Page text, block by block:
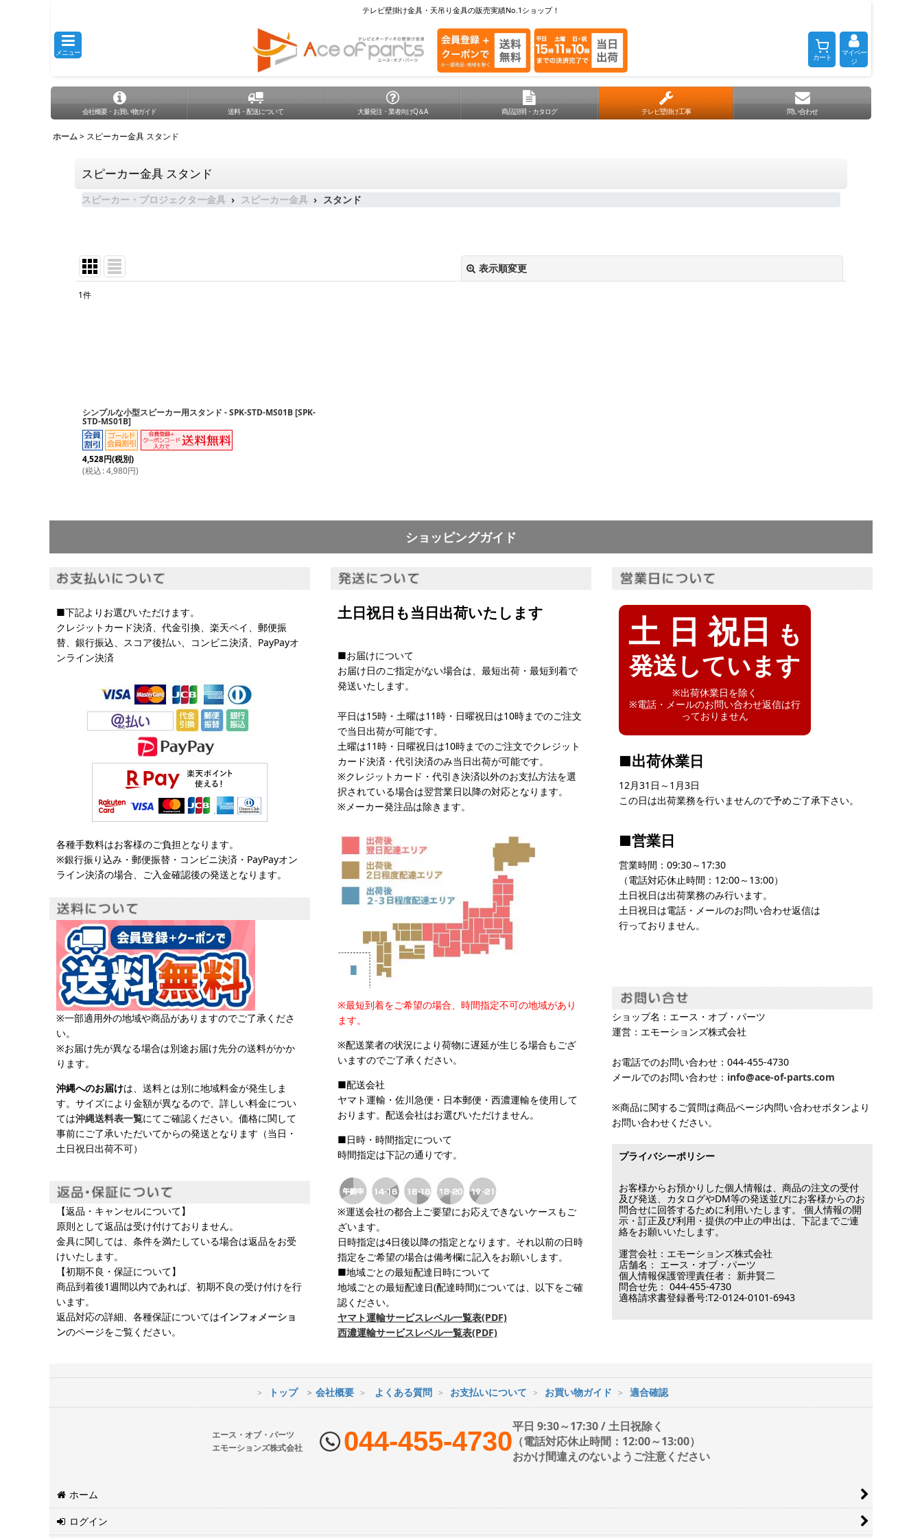
テレビ壁掛け金具・天吊り金具の販売実績No.1ショップ！
メニュー カート
マイペー
ジ
会社概要・お買い物ガイド 送料・配送について 大量発注・業者向けQ＆A 商品説明・カタログ テレビ壁掛け工事 問い合わせ
ホーム > スピーカー金具 スタンド
スピーカー金具 スタンド
スピーカー・プロジェクター金具 スピーカー金具 スタンド
表示順変更
1件
シンプルな小型スピーカー用スタンド - SPK-STD-MS01B[SPK-
STD-MS01B]
4,528円(税別)
(税込:4,980円)
ショッピングガイド
■下記よりお選びいただけます。
クレジットカード決済、代金引換、楽天ペイ、郵便振
替、銀行振込、スコア後払い、コンビニ決済、PayPayオ
ンライン決済
各種手数料はお客様のご負担となります。
※銀行振り込み・郵便振替・コンビニ決済・PayPayオン
ライン決済の場合、ご入金確認後の発送となります。
※一部適用外の地域や商品がありますのでご了承くださ
い。
※お届け先が異なる場合は別途お届け先分の送料がかか
ります。
沖縄へのお届けは、送料とは別に地域料金が発生しま
す。サイズにより金額が異なるので、詳しい料金につい
ては沖縄送料表一覧にてご確認ください。価格に関して
事前にご了承いただいてからの発送となります（当日・
土日祝日出荷不可）
【返品・キャンセルについて】
原則として返品は受け付けておりません。
金具に関しては、条件を満たしている場合は返品をお受
けいたします。
【初期不良・保証について】
商品到着後1週間以内であれば、初期不良の受け付けを行
います。
返品対応の詳細、各種保証についてはインフォメーショ
ンのページをご覧ください。
土日祝日も当日出荷いたします
■お届けについて
お届け日のご指定がない場合は、最短出荷・最短到着で
発送いたします。
平日は15時・土曜は11時・日曜祝日は10時までのご注文
で当日出荷が可能です。
土曜は11時・日曜祝日は10時までのご注文でクレジット
カード決済・代引決済のみ当日出荷が可能です。
※クレジットカード・代引き決済以外のお支払方法を選
択されている場合は翌営業日以降の対応となります。
※メーカー発注品は除きます。
※最短到着をご希望の場合、時間指定不可の地域があり
ます。
※配送業者の状況により荷物に遅延が生じる場合もござ
いますのでご了承ください。
■配送会社
ヤマト運輸・佐川急便・日本郵便・西濃運輸を使用して
おります。配送会社はお選びいただけません。
■日時・時間指定について
時間指定は下記の通りです。
※運送会社の都合上ご要望にお応えできないケースもご
ざいます。
日時指定は4日後以降の指定となります。それ以前の日時
指定をご希望の場合は備考欄に記入をお願いします。
■地域ごとの最短配達日時について
地域ごとの最短配達日(配達時間)については、以下をご確
認ください。
ヤマト運輸サービスレベル一覧表(PDF)
西濃運輸サービスレベル一覧表(PDF)
土 日 祝日 も
発送しています
※出荷休業日を除く
※電話・メールのお問い合わせ返信は行
っておりません
■出荷休業日
12月31日～1月3日
この日は出荷業務を行いませんので予めご了承下さい。
■営業日
営業時間：09:30～17:30
（電話対応休止時間：12:00～13:00）
土日祝日は出荷業務のみ行います。
土日祝日は電話・メールのお問い合わせ返信は
行っておりません。
ショップ名：エース・オブ・パーツ
運営：エモーションズ株式会社
お電話でのお問い合わせ：044-455-4730
メールでのお問い合わせ： info@ace-of-parts.com
※商品に関するご質問は商品ページ内問い合わせボタンより
お問い合わせください。
プライバシーポリシー
お客様からお預かりした個人情報は、商品の注文の受付
及び発送、カタログやDM等の発送並びにお客様からのお
問合せに回答するために利用いたします。 個人情報の開
示・訂正及び利用・提供の中止の申出は、下記までご連
絡をお願いいたします。
運営会社：エモーションズ株式会社
店舗名： エース・オブ・パーツ
個人情報保護管理責任者： 新井賢二
問合せ先： 044-455-4730
適格請求書登録番号:T2-0124-0101-6943
トップ 会社概要 よくある質問 お支払いについて お買い物ガイド 適合確認
エース・オブ・パーツ
エモーションズ株式会社
044-455-4730平日 9:30～17:30 / 土日祝除く
（電話対応休止時間：12:00～13:00）
おかけ間違えのないようご注意ください
ホーム
ログイン